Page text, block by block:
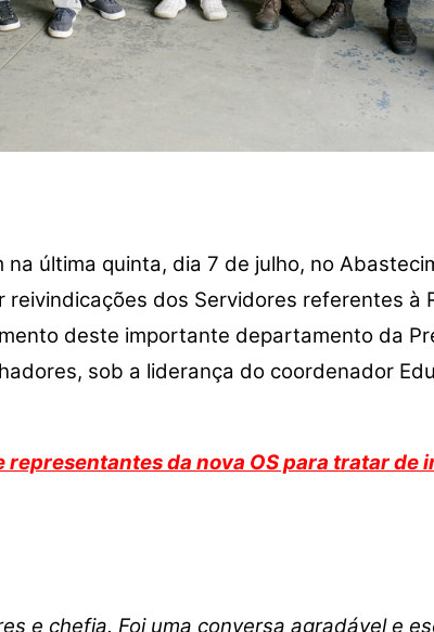
última quinta, dia 7 de julho, no
dos Servidores referentes à
deste importante departamento da
sob a liderança do coordenador
da nova OS para tratar de
e chefia. Foi uma conversa agradável e